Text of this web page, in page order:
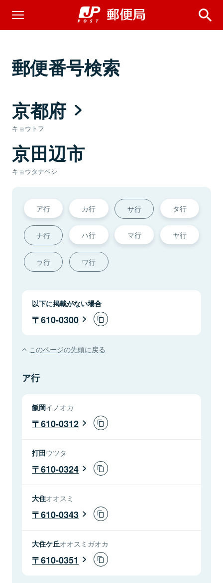
郵便番号検索
京都府
キョウトフ
京田辺市
キョウタナベシ
ア行 カ行 サ行 タ行
ナ行 ハ行 マ行 ヤ行
ラ行 ワ行
以下に掲載がない場合
610-0300
このページの先頭に戻る
ア行
飯岡イノオカ
610-0312
打田ウツタ
610-0324
大住オオスミ
610-0343
大住ケ丘オオスミガオカ
610-0351